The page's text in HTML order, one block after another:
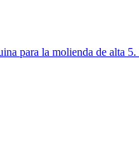
para la molienda de alta 5.